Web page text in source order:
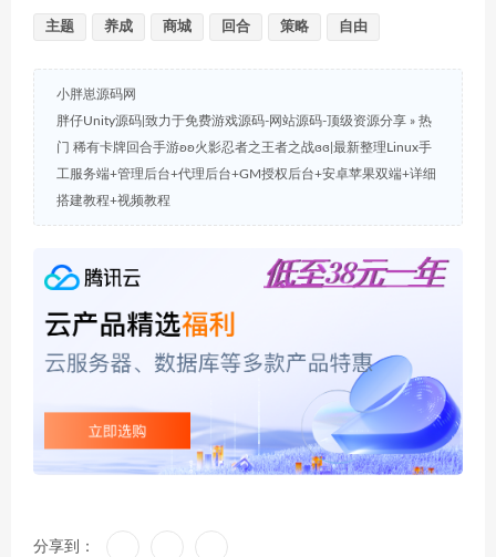
主题 养成 商城 回合 策略 自由
小胖崽源码网
胖仔Unity源码|致力于免费游戏源码-网站源码-顶级资源分享 » 热
门 稀有卡牌回合手游ʚʚ火影忍者之王者之战ɞɞ|最新整理Linux手
工服务端+管理后台+代理后台+GM授权后台+安卓苹果双端+详细
搭建教程+视频教程
分享到：